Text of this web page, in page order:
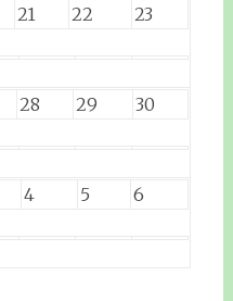
21 22 23
28 29 30
4 5 6